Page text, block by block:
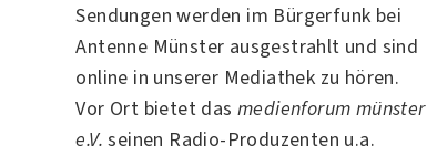
Sendungen werden im Bürgerfunk bei
Antenne Münster ausgestrahlt und sind
online in unserer Mediathek zu hören.
Vor Ort bietet dasmedienforum münster
e.V. seinen Radio-Produzenten u.a.